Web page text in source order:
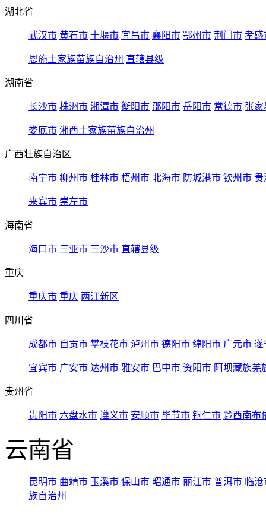
湖北省
武汉市 黄石市 十堰市 宜昌市 襄阳市 鄂州市 荆门市 孝感
恩施土家族苗族自治州 直辖县级
湖南省
长沙市 株洲市 湘潭市 衡阳市 邵阳市 岳阳市 常德市 张家
娄底市 湘西土家族苗族自治州
广西壮族自治区
南宁市 柳州市 桂林市 梧州市 北海市 防城港市 钦州市 贵
来宾市 崇左市
海南省
海口市 三亚市 三沙市 直辖县级
重庆
重庆市 重庆 两江新区
四川省
成都市 自贡市 攀枝花市 泸州市 德阳市 绵阳市 广元市 遂
宜宾市 广安市 达州市 雅安市 巴中市 资阳市 阿坝藏族羌
贵州省
贵阳市 六盘水市 遵义市 安顺市 毕节市 铜仁市 黔西南布
云南省
昆明市 曲靖市 玉溪市 保山市 昭通市 丽江市 普洱市 临
族自治州